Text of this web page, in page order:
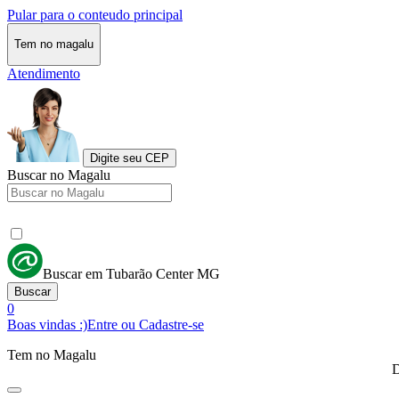
Pular para o conteudo principal
Tem no magalu
Atendimento
Digite seu CEP
Buscar no Magalu
Buscar em Tubarão Center MG
Buscar
0
Boas vindas :)Entre ou Cadastre-se
Tem no Magalu